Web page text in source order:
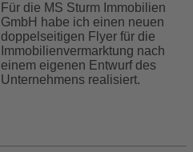
Für die MS Sturm Immobilien
GmbH habe ich einen neuen
doppelseitigen Flyer für die
Immobilienvermarktung nach
einem eigenen Entwurf des
Unternehmens realisiert.